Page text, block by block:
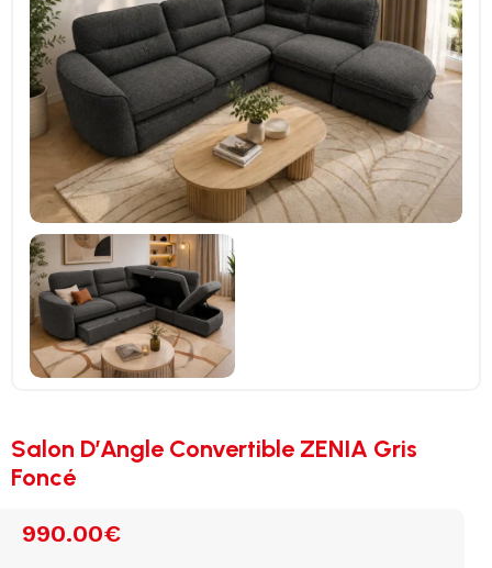
Salon D’Angle Convertible ZENIA Gris
Foncé
990.00€